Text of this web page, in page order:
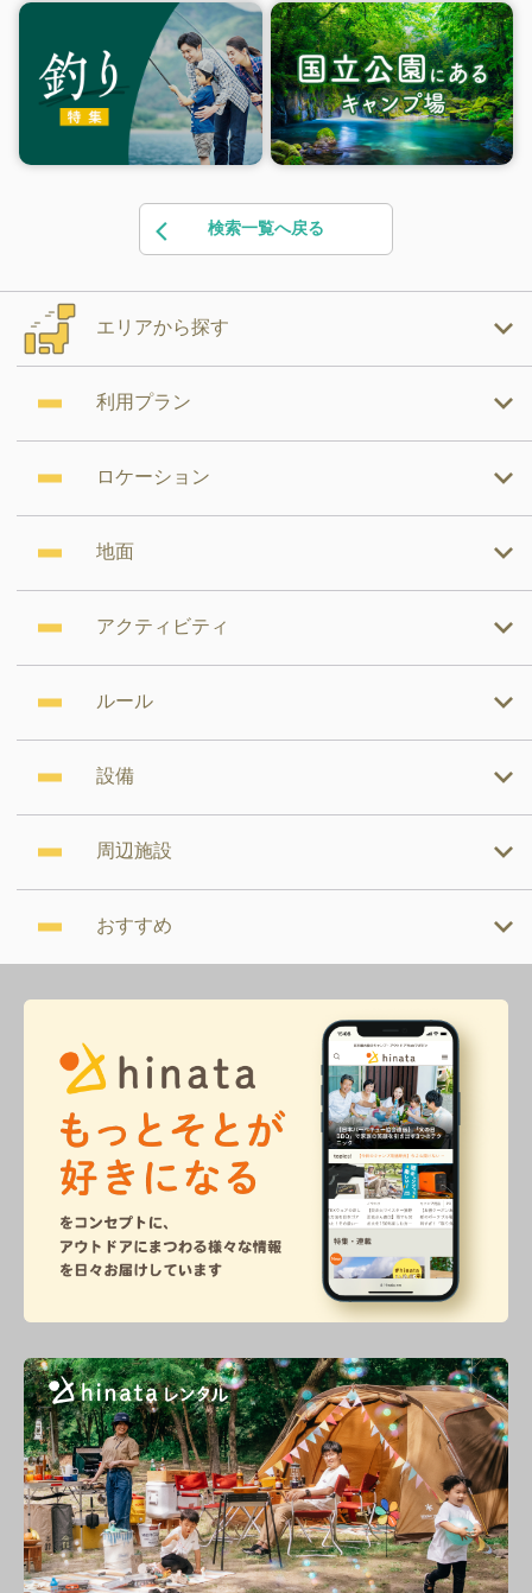
検索一覧へ戻る
エリアから探す
利用プラン
ロケーション
地面
アクティビティ
ルール
設備
周辺施設
おすすめ